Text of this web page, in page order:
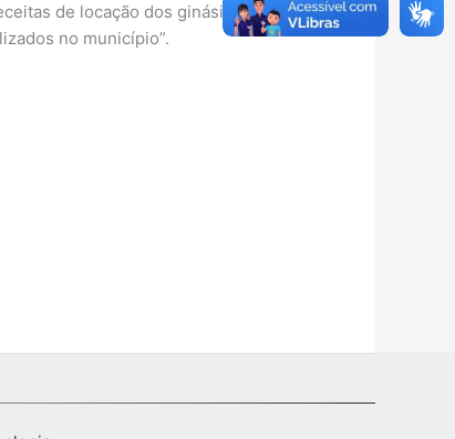
de locação dos ginásios e
no município”.